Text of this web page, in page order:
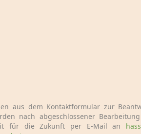
aus dem Kontaktformular zur
nach abgeschlossener
für die Zukunft per E-Mail an